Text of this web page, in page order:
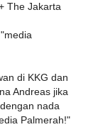
The Jakarta
di KKG dan
Andreas jika
nada
Palmerah!"